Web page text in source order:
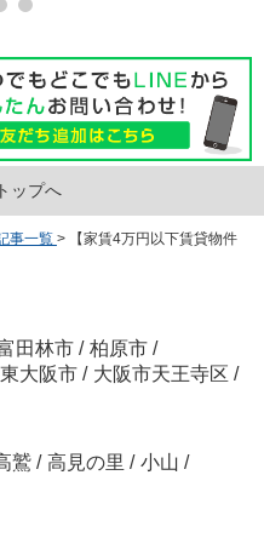
ップへ
事一覧 >
【家賃4万円以下賃貸物件
田林市 / 柏原市 /
東大阪市 / 大阪市天王寺区 /
鷲 / 高見の里 / 小山 /